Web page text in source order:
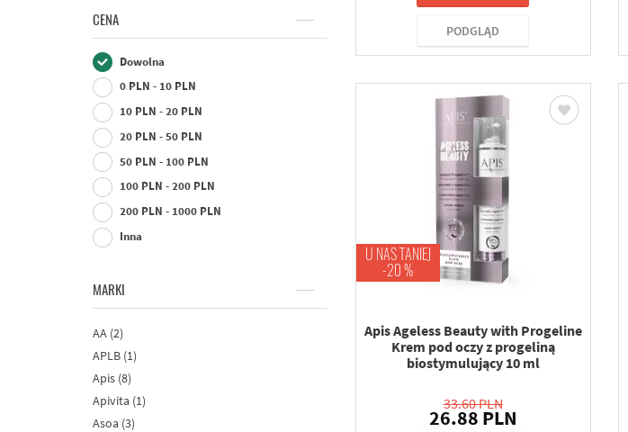
CENA
Dowolna
0 PLN - 10 PLN
10 PLN - 20 PLN
20 PLN - 50 PLN
50 PLN - 100 PLN
100 PLN - 200 PLN
200 PLN - 1000 PLN
Inna
MARKI
AA (2)
APLB (1)
Apis (8)
Apivita (1)
Asoa (3)
PODGLĄD
U NAS TANIEJ
-20 %
Apis Ageless Beauty with Progeline
Krem pod oczy z progeliną
biostymulujący 10 ml
33.60 PLN
26.88 PLN